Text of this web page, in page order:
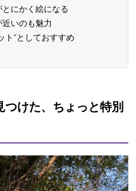
にかく絵になる
いのも魅力
ト”としておすすめ
けた、ちょっと特別